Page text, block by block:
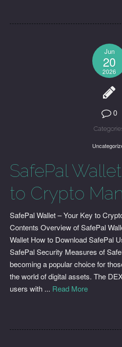
Jun
20
2026
0
SafePal
to Crypto
SafePal Wallet – Your Key to
Contents Overview of SafePal
Wallet How to Download SafePal
SafePal Security Measures of
becoming a popular choice for
the world of digital assets. The
users with ... Read More